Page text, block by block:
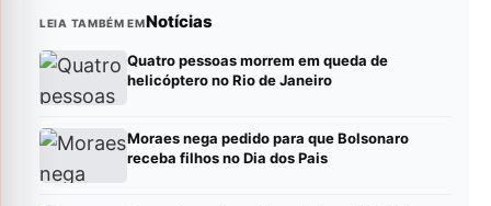
LEIA TAMBÉM EMNotícias
Quatro pessoas morrem em queda de
helicóptero no Rio de Janeiro
Moraes nega pedido para que Bolsonaro
receba filhos no Dia dos Pais